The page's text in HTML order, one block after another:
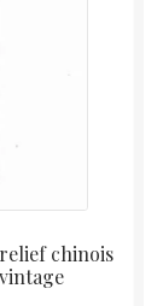
chinois